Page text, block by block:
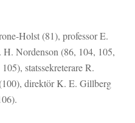
Holst (81), professor E.
Nordenson (86, 104, 105,
statssekreterare R.
direktör K. E. Gillberg